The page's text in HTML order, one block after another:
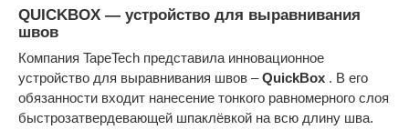
QUICKBOX — устройство для выравнивания
швов
Компания TapeTech представила инновационное
устройство для выравнивания швов –QuickBox . В его
обязанности входит нанесение тонкого равномерного слоя
быстрозатвердевающей шпаклёвкой на всю длину шва.